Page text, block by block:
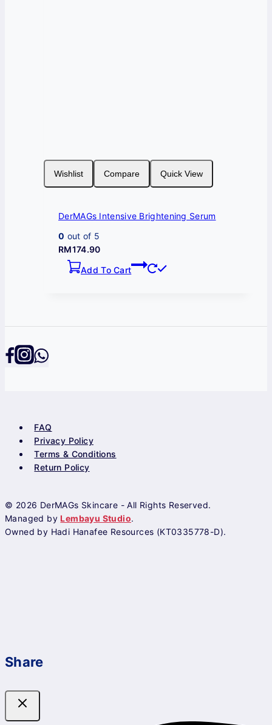
Wishlist Compare Quick View
DerMAGs Intensive Brightening Serum
0 out of 5
RM174.90
Add To Cart
FAQ
Privacy Policy
Terms & Conditions
Return Policy
© 2026 DerMAGs Skincare - All Rights Reserved.
Managed byLembayu Studio.
Owned by Hadi Hanafee Resources (KT0335778-D).
Share